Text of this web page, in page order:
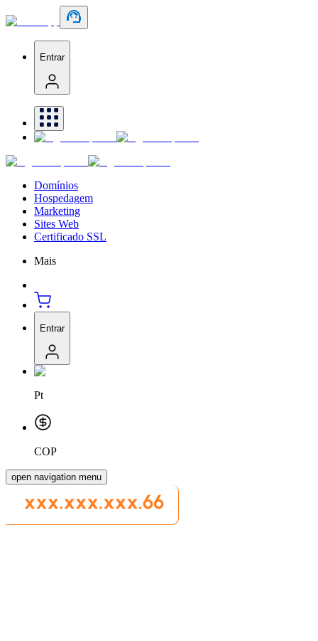
Entrar
Domínios
Hospedagem
Marketing
Sites Web
Certificado SSL
Mais
Entrar
Pt
COP
open navigation menu